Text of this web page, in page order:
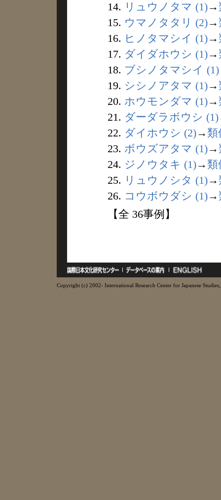
14. リュウノタマ (1)→
15. ウマノタタリ (2)→
16. ヒノタマシイ (1)→
17. ダイダホウシ (1)→
18. ブシノタマシイ (1)
19. シシノアタマ (1)→
20. ホウモンダマ (1)→
21. ダーダラボウシ (1)
22. ダイホウシ (2)→ 類
23. ボウズアタマ (1)→
24. ジノウタキ (1)→ 類
25. リュウノシタ (1)→
26. コウボウダシ (1)→
【全 36事例】
Copyright (c) 2002- International Research Center for Japanese